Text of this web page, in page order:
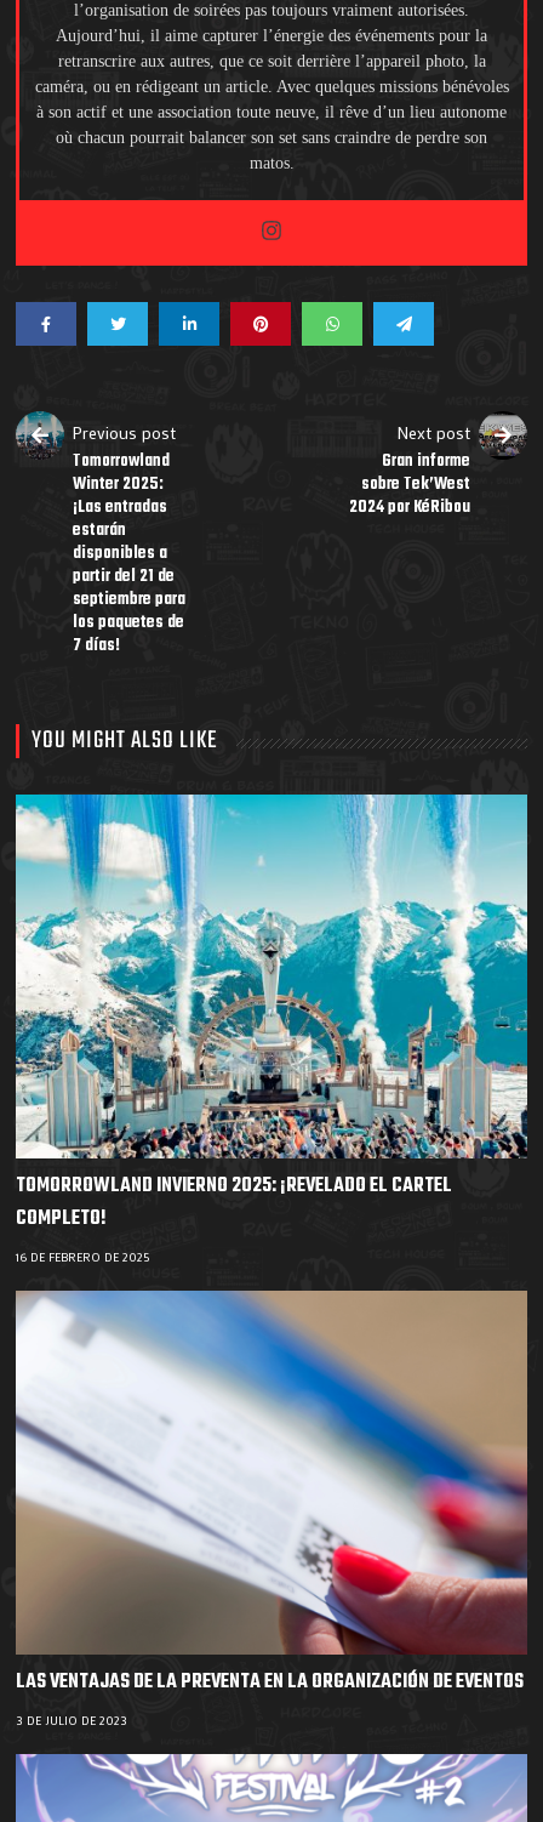
l’organisation de soirées pas toujours vraiment autorisées.
Aujourd’hui, il aime capturer l’énergie des événements pour la
retranscrire aux autres, que ce soit derrière l’appareil photo, la
caméra, ou en rédigeant un article. Avec quelques missions bénévoles
à son actif et une association toute neuve, il rêve d’un lieu autonome
où chacun pourrait balancer son set sans craindre de perdre son
matos.
Previous post
Tomorrowland
Winter 2025:
¡Las entradas
estarán
disponibles a
partir del 21 de
septiembre para
los paquetes de
7 días!
Next post
Gran informe
sobre Tek’West
2024 por KéRibou
YOU MIGHT ALSO LIKE
TOMORROWLAND INVIERNO 2025: ¡REVELADO EL CARTEL
COMPLETO!
16 DE FEBRERO DE 2025
LAS VENTAJAS DE LA PREVENTA EN LA ORGANIZACIÓN DE EVENTOS
3 DE JULIO DE 2023